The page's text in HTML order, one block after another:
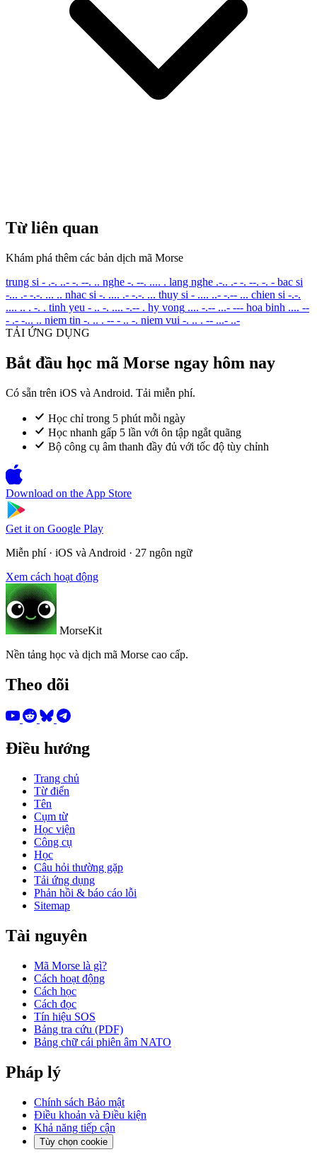
Từ liên quan
Khám phá thêm các bản dịch mã Morse
trung si - .-. ..- -. --. .. nghe -. --. .... . lang nghe .-.. .- -. --. -. - bac si
-... .- -.-. ... .. nhac si -. .... .- -.-. ... thuy si - .... ..- -.-- ... chien si -.-.
.... .. . -. . tinh yeu - .. -. .... -.-- . hy vong .... -.-- ...- --- hoa binh .... --
- .- -... .. niem tin -. .. . -- - .. -. niem vui -. .. . -- ...- ..-
TẢI ỨNG DỤNG
Bắt đầu học mã Morse ngay hôm nay
Có sẵn trên iOS và Android. Tải miễn phí.
Học chỉ trong 5 phút mỗi ngày
Học nhanh gấp 5 lần với ôn tập ngắt quãng
Bộ công cụ âm thanh đầy đủ với tốc độ tùy chỉnh
Download on the App Store
Get it on Google Play
Miễn phí · iOS và Android · 27 ngôn ngữ
Xem cách hoạt động
MorseKit
Nền tảng học và dịch mã Morse cao cấp.
Theo dõi
Điều hướng
Trang chủ
Từ điển
Tên
Cụm từ
Học viện
Công cụ
Học
Câu hỏi thường gặp
Tải ứng dụng
Phản hồi & báo cáo lỗi
Sitemap
Tài nguyên
Mã Morse là gì?
Cách hoạt động
Cách học
Cách đọc
Tín hiệu SOS
Bảng tra cứu (PDF)
Bảng chữ cái phiên âm NATO
Pháp lý
Chính sách Bảo mật
Điều khoản và Điều kiện
Khả năng tiếp cận
Tùy chọn cookie